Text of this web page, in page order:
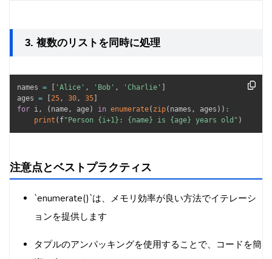
3. 複数のリストを同時に処理
names = 'Alice' , 'Bob' , 'Charlie'
ages = 25, 30, 35
for i, ( name, age) in enumerate( zip( names , ages ) ) :
print ( f"Person {i+1}: {name} is {age} years old" )
注意点とベストプラクティス
`enumerate()`は、メモリ効率が良い方法でイテレーシ
ョンを提供します
タプルのアンパッキングを使用することで、コードを簡